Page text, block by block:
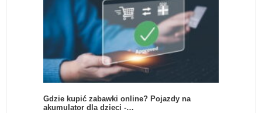
Gdzie kupić zabawki online? Pojazdy na
akumulator dla dzieci -…